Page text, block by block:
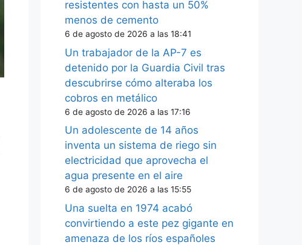
resistentes con hasta un 50%
menos de cemento
6 de agosto de 2026 a las 18:41
Un trabajador de la AP-7 es
detenido por la Guardia Civil tras
descubrirse cómo alteraba los
cobros en metálico
6 de agosto de 2026 a las 17:16
Un adolescente de 14 años
inventa un sistema de riego sin
electricidad que aprovecha el
agua presente en el aire
6 de agosto de 2026 a las 15:55
Una suelta en 1974 acabó
convirtiendo a este pez gigante en
amenaza de los ríos españoles